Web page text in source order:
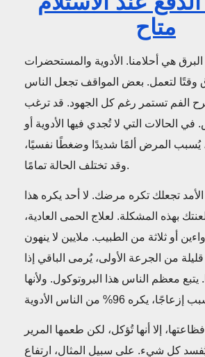
متاح
هي أحلامنا. الأدوية والمستحضرات
وقتًا لتعمل. بعض المواقف تجعل الناس
الفم تستمر رغم كل الجهود. قد ترغب
الحالات التي لا تُجدي فيها الأدوية أو
يُسبب المرض ألمًا شديدًا وضغطًا نفسيًا،
وقد تختلف الحالة تمامًا.
الأمد تجعلك تكره مرضك. لا أحد يكره هذا
بهذه المشكلة. لعلاج الحمى العادية،
أو ثلاثة من الطبيب. ملايين لا ينهون
من الجرعة الأولى، يُرمى الباقي إذا
يتبع معظم الناس هذا البروتوكول. ولأنها
إلا أنها تُؤكل، لكن طعمها المرير
كل شيء. على سبيل المثال، ارتفاع